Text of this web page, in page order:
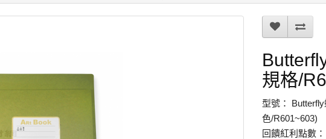
規格/
型號：
色/R601~603)
回饋紅利點數